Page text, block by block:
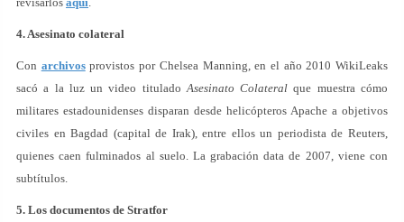
4. Asesinato colateral
Con archivosprovistos por Chelsea Manning, en el año 2010 WikiLeaks
sacó a la luz un video tituladoAsesinato Colateral que muestra cómo
militares estadounidenses disparan desde helicópteros Apache a objetivos
civiles en Bagdad (capital de Irak), entre ellos un periodista de Reuters,
quienes caen fulminados al suelo. La grabación data de 2007, viene con
subtítulos.
5. Los documentos de Stratfor